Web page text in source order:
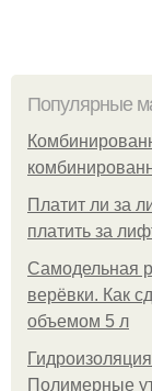
Популярные
Платит ли за
платить за
Самодельная
верёвки. Как
объемом 5 л
Полимерные